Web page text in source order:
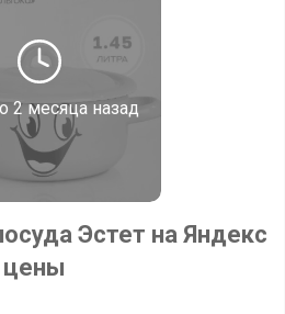
2 месяца назад
Эстет на Яндекс
цены